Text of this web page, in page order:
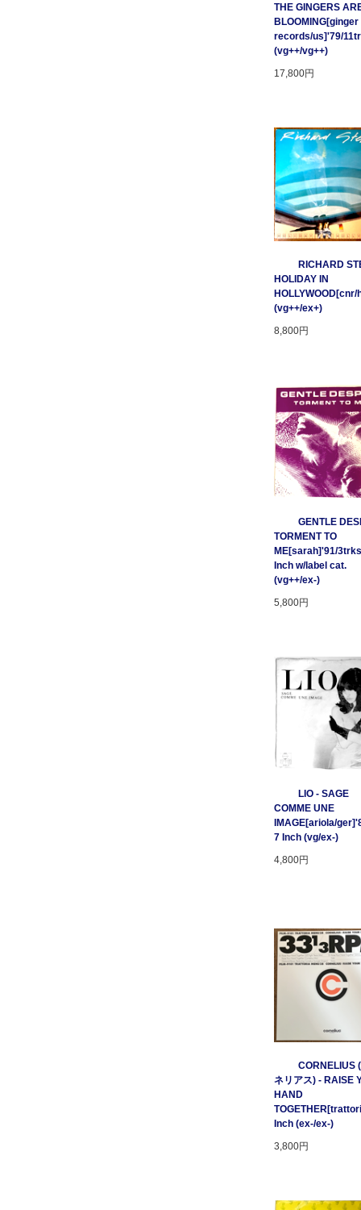
THE GINGERS
BLOOMING[ginger
records/us]'79/
(vg++/vg++)
17,800円
RICHARD
HOLIDAY IN
(vg++/ex+)
8,800円
GENTLE
TORMENT TO
ME[sarah]'91/
Inch w/label cat.
(vg++/ex-)
5,800円
LIO - SAGE
COMME UNE
IMAGE[ariola/
7 Inch (vg/ex-)
4,800円
CORNELIUS
ネリアス) - RAISE
HAND
Inch (ex-/ex-)
3,800円